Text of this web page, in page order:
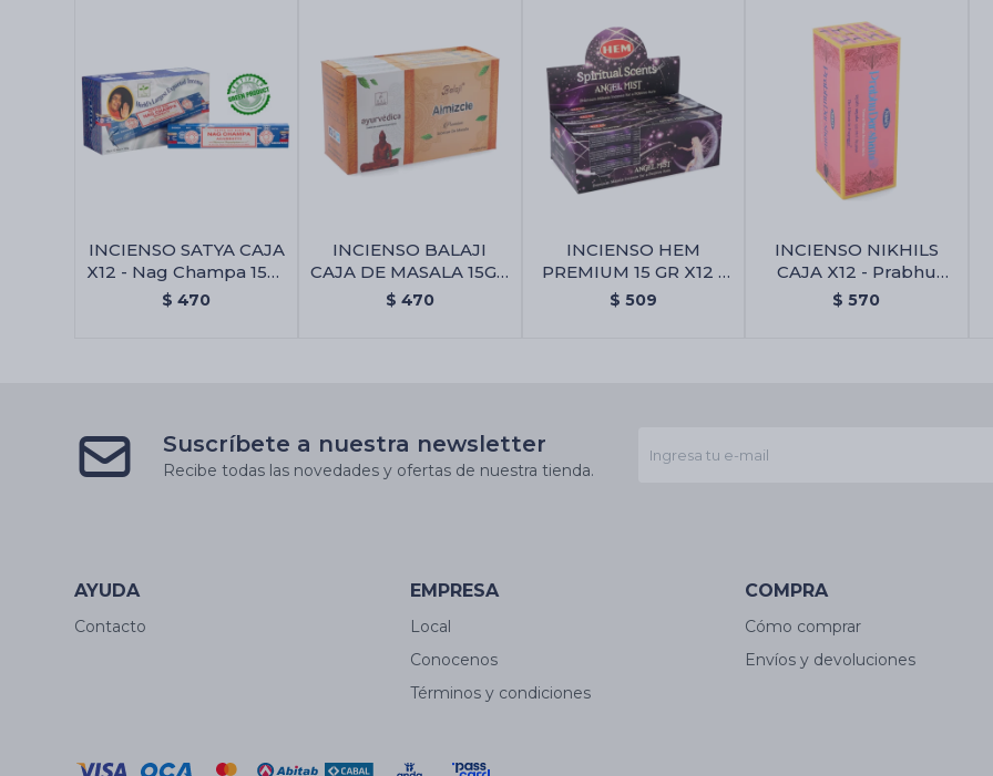
INCIENSO SATYA CAJA
X12 - Nag Champa 15gr
X12 Uni.
$ 470
INCIENSO BALAJI
CAJA DE MASALA 15GR
X12 - Almizcle
$ 470
INCIENSO HEM
PREMIUM 15 GR X12 -
Angel Místico
$ 509
INCIENSO NIKHILS
CAJA X12 - Prabhu
Darshan
$ 570
Suscríbete a nuestra newsletter
Recibe todas las novedades y ofertas de nuestra tienda.
AYUDA
Contacto
EMPRESA
Local
Conocenos
Términos y condiciones
COMPRA
Cómo comprar
Envíos y devoluciones